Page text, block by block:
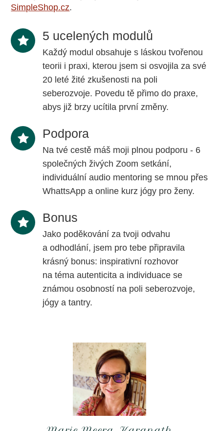
SimpleShop.cz.
5 ucelených modulů
Každý modul obsahuje s láskou tvořenou
teorii i praxi, kterou jsem si osvojila za své
20 leté žité zkušenosti na poli
seberozvoje. Povedu tě přimo do praxe,
abys již brzy ucítila první změny.
Podpora
Na tvé cestě máš moji plnou podporu - 6
společných živých Zoom setkání,
individuální audio mentoring se mnou přes
WhattsApp a online kurz jógy pro ženy.
Bonus
Jako poděkování za tvoji odvahu
a odhodlání, jsem pro tebe připravila
krásný bonus: inspirativní rozhovor
na téma autenticita a individuace se
známou osobností na poli seberozvoje,
jógy a tantry.